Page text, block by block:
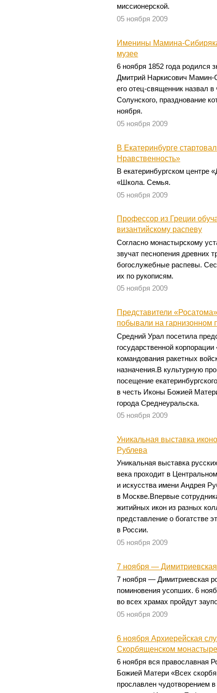
миссионерской.
05 ноября 2009
Именины Мамина-Сибиряка
музее
6 ноября 1852 года родился
Дмитрий Наркисович Мамин-
его отец-священник назвал
Солунского, празднование
ноября.
05 ноября 2009
В Екатеринбурге
Нравственность»
В екатеринбургском центре
«Школа. Семья.
05 ноября 2009
Профессор из Греции
византийскому распеву
Согласно монастырскому
звучат песнопения древних
богослужебные распевы.
их по рукописям.
05 ноября 2009
Представители
побывали на гарнизонном
Средний Урал посетила
государственной
командования ракетных
назначения.В культурную
посещение
в честь Иконы Божией
города Среднеуральска.
05 ноября 2009
Уникальная выставка
Рублева
Уникальная выставка
века проходит в
и искусства имени Андрея
в Москве.Впервые
житийных икон из разных
представление о богатстве
в России.
05 ноября 2009
7 ноября — Димитриевская
7 ноября — Димитриевская
поминовения усопших. 6
во всех храмах пройдут
05 ноября 2009
6 ноября Архиерейская
Скорбященском
6 ноября вся православная
Божией Матери «Всех
прославлен чудотворением